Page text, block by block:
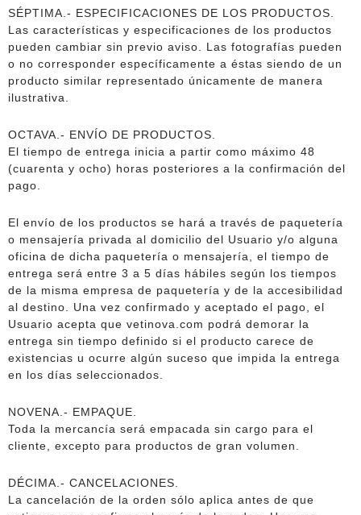
SÉPTIMA.- ESPECIFICACIONES DE LOS PRODUCTOS.
Las características y especificaciones de los productos
pueden cambiar sin previo aviso. Las fotografías pueden
o no corresponder específicamente a éstas siendo de un
producto similar representado únicamente de manera
ilustrativa.
OCTAVA.- ENVÍO DE PRODUCTOS.
El tiempo de entrega inicia a partir como máximo 48
(cuarenta y ocho) horas posteriores a la confirmación del
pago.
El envío de los productos se hará a través de paquetería
o mensajería privada al domicilio del Usuario y/o alguna
oficina de dicha paquetería o mensajería, el tiempo de
entrega será entre 3 a 5 días hábiles según los tiempos
de la misma empresa de paquetería y de la accesibilidad
al destino. Una vez confirmado y aceptado el pago, el
Usuario acepta que vetinova.com podrá demorar la
entrega sin tiempo definido si el producto carece de
existencias u ocurre algún suceso que impida la entrega
en los días seleccionados.
NOVENA.- EMPAQUE.
Toda la mercancía será empacada sin cargo para el
cliente, excepto para productos de gran volumen.
DÉCIMA.- CANCELACIONES.
La cancelación de la orden sólo aplica antes de que